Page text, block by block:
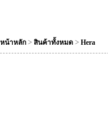
หน้าหลัก > สินค้าทั้งหมด > Hera